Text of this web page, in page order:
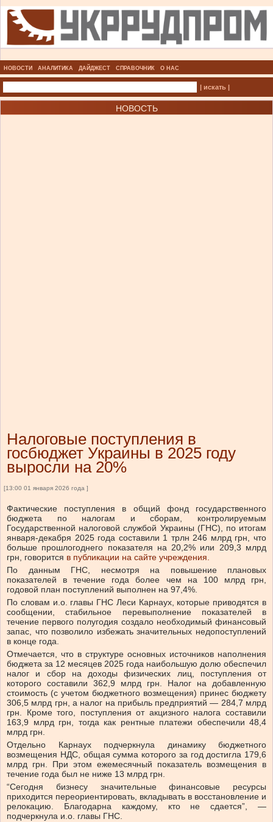
НОВОСТИ АНАЛИТИКА ДАЙДЖЕСТ СПРАВОЧНИК О НАС
| искать |
НОВОСТЬ
Налоговые поступления в
госбюджет Украины в 2025 году
выросли на 20%
[13:00 01 января 2026 года ]
Фактические поступления в общий фонд государственного
бюджета по налогам и сборам, контролируемым
Государственной налоговой службой Украины (ГНС), по итогам
января-декабря 2025 года составили 1 трлн 246 млрд грн, что
больше прошлогоднего показателя на 20,2% или 209,3 млрд
грн, говорится в публикации на сайте учреждения.
По данным ГНС, несмотря на повышение плановых
показателей в течение года более чем на 100 млрд грн,
годовой план поступлений выполнен на 97,4%.
По словам и.о. главы ГНС Леси Карнаух, которые приводятся в
сообщении, стабильное перевыполнение показателей в
течение первого полугодия создало необходимый финансовый
запас, что позволило избежать значительных недопоступлений
в конце года.
Отмечается, что в структуре основных источников наполнения
бюджета за 12 месяцев 2025 года наибольшую долю обеспечил
налог и сбор на доходы физических лиц, поступления от
которого составили 362,9 млрд грн. Налог на добавленную
стоимость (с учетом бюджетного возмещения) принес бюджету
306,5 млрд грн, а налог на прибыль предприятий — 284,7 млрд
грн. Кроме того, поступления от акцизного налога составили
163,9 млрд грн, тогда как рентные платежи обеспечили 48,4
млрд грн.
Отдельно Карнаух подчеркнула динамику бюджетного
возмещения НДС, общая сумма которого за год достигла 179,6
млрд грн. При этом ежемесячный показатель возмещения в
течение года был не ниже 13 млрд грн.
“Сегодня бизнесу значительные финансовые ресурсы
приходится переориентировать, вкладывать в восстановление и
релокацию. Благодарна каждому, кто не сдается”, —
подчеркнула и.о. главы ГНС.